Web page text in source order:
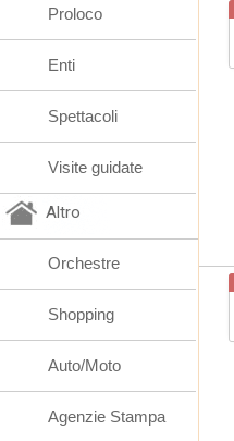
Proloco
Enti
Spettacoli
Visite guidate
Altro
Orchestre
Shopping
Auto/Moto
Agenzie Stampa